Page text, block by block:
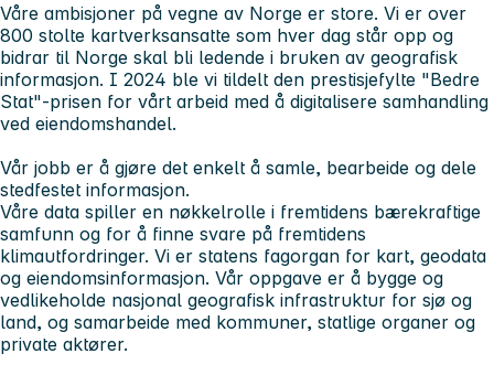
Våre ambisjoner på vegne av Norge er store. Vi er over
800 stolte kartverksansatte som hver dag står opp og
bidrar til Norge skal bli ledende i bruken av geografisk
informasjon. I 2024 ble vi tildelt den prestisjefylte "Bedre
Stat"-prisen for vårt arbeid med å digitalisere samhandling
ved eiendomshandel.
Vår jobb er å gjøre det enkelt å samle, bearbeide og dele
stedfestet informasjon.
Våre data spiller en nøkkelrolle i fremtidens bærekraftige
samfunn og for å finne svare på fremtidens
klimautfordringer. Vi er statens fagorgan for kart, geodata
og eiendomsinformasjon. Vår oppgave er å bygge og
vedlikeholde nasjonal geografisk infrastruktur for sjø og
land, og samarbeide med kommuner, statlige organer og
private aktører.